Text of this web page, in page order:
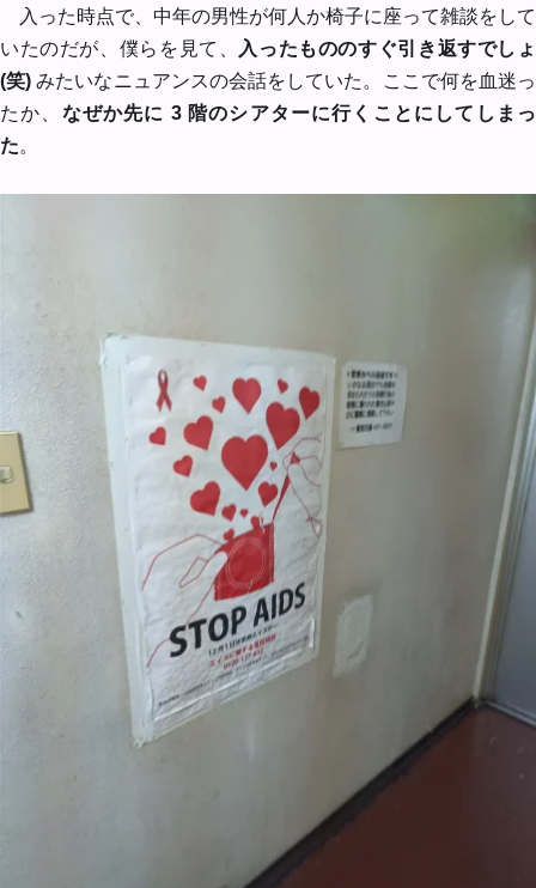
入った時点で、中年の男性が何人か椅子に座って雑談をして
いたのだが、僕らを見て、
入ったもののすぐ引き返すでしょ
(笑) みたいなニュアンスの会話をしていた。ここで何を血迷っ
たか、 なぜか先に 3 階のシアターに行くことにしてしまっ
た。